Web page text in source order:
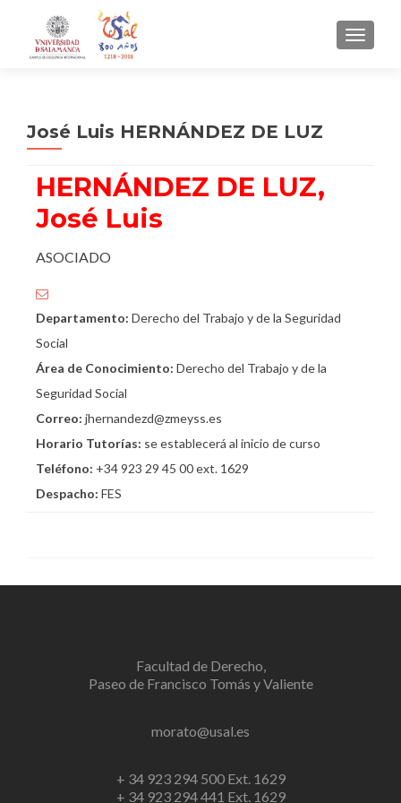
José Luis HERNÁNDEZ DE LUZ
HERNÁNDEZ DE LUZ,
José Luis
ASOCIADO
Departamento: Derecho del Trabajo y de la Seguridad
Social
Área de Conocimiento: Derecho del Trabajo y de la
Seguridad Social
Correo: jhernandezd@zmeyss.es
Horario Tutorías: se establecerá al inicio de curso
Teléfono: +34 923 29 45 00 ext. 1629
Despacho: FES
Facultad de Derecho,
Paseo de Francisco Tomás y Valiente
morato@usal.es
+ 34 923 294 500 Ext. 1629
+ 34 923 294 441 Ext. 1629